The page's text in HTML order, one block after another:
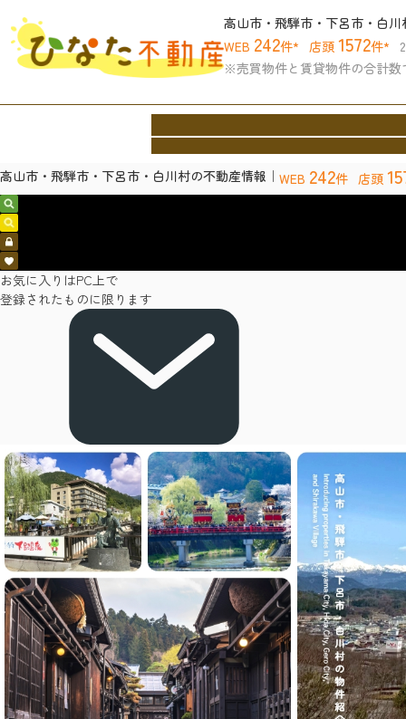
高山市・飛騨市・下呂市・白
WEB 242件* 店頭 1572件*
※売買物件と賃貸物件の合計数
高山市・飛騨市・下呂市・白川村の不動産情報｜ WEB 242件 店頭
お気に入りはPC上で
登録されたものに限ります